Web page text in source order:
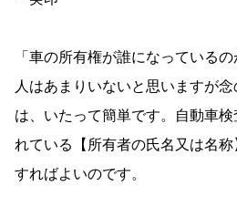
「車の所有権が誰になっている
人はあまりいないと思いますが
は、いたって簡単です。自動車
れている【所有者の氏名又は名
すればよいのです。